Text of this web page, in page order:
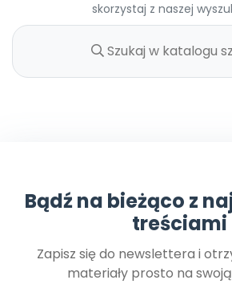
skorzystaj z naszej
Bądź na bieżąco z
treściami
Zapisz się do newslettera i
materiały prosto na